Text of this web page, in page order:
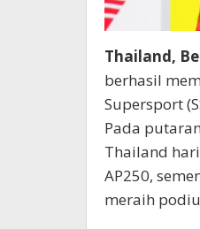
Thailand,
berhasil
Supersport
Pada
Thailand
AP250,
meraih